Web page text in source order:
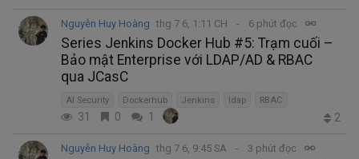
Nguyễn Huy Hoàng thg 7 6, 1:11 CH 6 phút đọc
Series Jenkins Docker Hub #5: Trạm cuối –
Bảo mật Enterprise với LDAP/AD & RBAC
qua JCasC
AI Security Dockerhub Jenkins ldap RBAC
31 0 1 2
Nguyễn Huy Hoàng thg 7 6, 9:45 SA 3 phút đọc